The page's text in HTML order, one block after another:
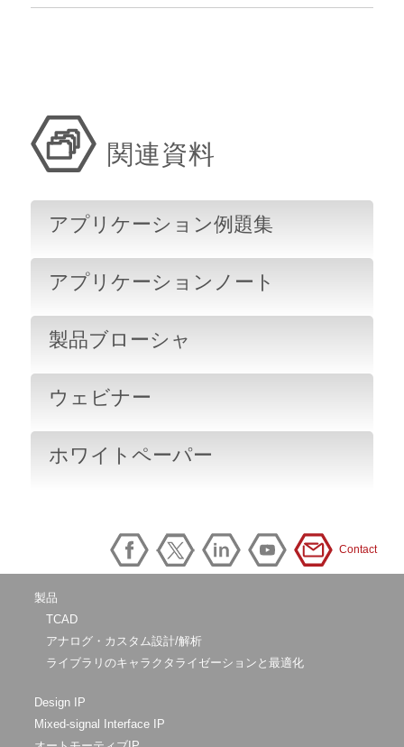
関連資料
アプリケーション例題集
アプリケーションノート
製品ブローシャ
ウェビナー
ホワイトペーパー
Contact
製品
TCAD
アナログ・カスタム設計/解析
ライブラリのキャラクタライゼーションと最適化
Design IP
Mixed-signal Interface IP